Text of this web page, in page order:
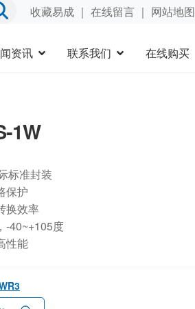
收藏易成｜ 在线留言｜ 网站地图
资讯 联系我们 在线购买
1W
标准封装
保护
换效率
-40~+105度
性能